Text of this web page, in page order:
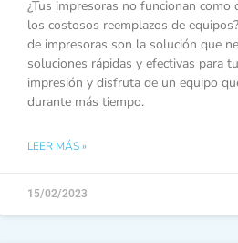
¿Tus impresoras no funcionan como
los costosos reemplazos de
de impresoras son la solución que
soluciones rápidas y efectivas para
impresión y disfruta de un equipo
durante más tiempo.
LEER MÁS »
15/02/2023